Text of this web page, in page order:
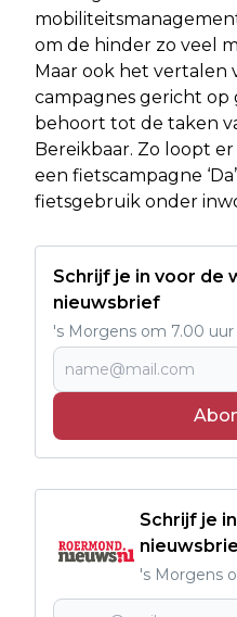
om de hinder zo veel
Maar ook het vertalen
campagnes gericht op
behoort tot de taken
Bereikbaar. Zo loopt
een fietscampagne
fietsgebruik onder
Schrijf je in voor de
nieuwsbrief
's Morgens om 7.00 uur
Schrijf je
's Morgens